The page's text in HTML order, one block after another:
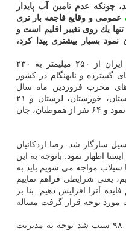
عدم تامین آب پایدار
عمومی و وقایع فاجعه بار تری
یك روی تغییر اقلیم است و
بسیار بیشتری پیدا كرد،
ایران از ۲۵۰ میلیمتر به ۲۳۰
گسترده و نابهنگام در كشور
مخرب فروردین ماه سال
۱۳۹۸ بود كه استان های فارس، گلستان، خوزستان، لرستان و ۲۱
استان دیگر را گرفتار مشكلات زیادی نمود و ۶۴ نفر از هموطنان، جان
سازگار شد. رضا اردكانیان
اظهار نمود: باتوجه به این
مواجه می شویم باید به
یعنی شرایطی فراهم نماییم
آنرا افزایش دهیم. بنا بر
مورد توجه قرار گرفت مساله
وی اضافه كرد: سیلاب های فروردین ۹۸ سبب شد توجه به مدیریت